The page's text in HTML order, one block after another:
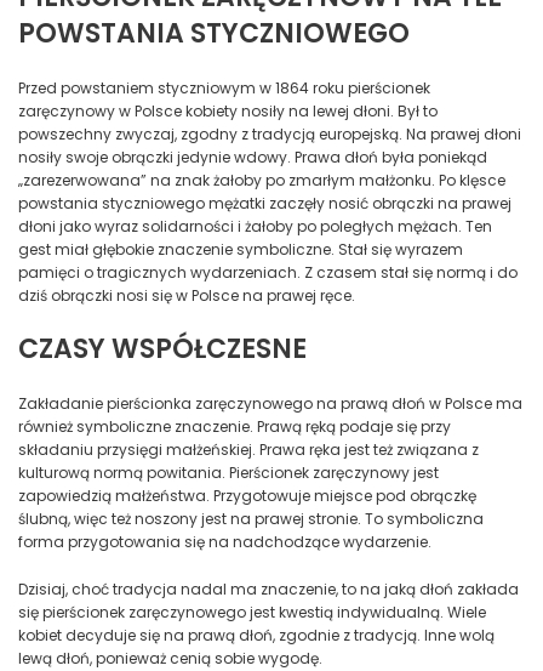
POWSTANIA STYCZNIOWEGO
Przed powstaniem styczniowym w 1864 roku pierścionek
zaręczynowy w Polsce kobiety nosiły na lewej dłoni. Był to
powszechny zwyczaj, zgodny z tradycją europejską. Na prawej dłoni
nosiły swoje obrączki jedynie wdowy. Prawa dłoń była poniekąd
„zarezerwowana” na znak żałoby po zmarłym małżonku. Po klęsce
powstania styczniowego mężatki zaczęły nosić obrączki na prawej
dłoni jako wyraz solidarności i żałoby po poległych mężach. Ten
gest miał głębokie znaczenie symboliczne. Stał się wyrazem
pamięci o tragicznych wydarzeniach. Z czasem stał się normą i do
dziś obrączki nosi się w Polsce na prawej ręce.
CZASY WSPÓŁCZESNE
Zakładanie pierścionka zaręczynowego na prawą dłoń w Polsce ma
również symboliczne znaczenie. Prawą ręką podaje się przy
składaniu przysięgi małżeńskiej. Prawa ręka jest też związana z
kulturową normą powitania. Pierścionek zaręczynowy jest
zapowiedzią małżeństwa. Przygotowuje miejsce pod obrączkę
ślubną, więc też noszony jest na prawej stronie. To symboliczna
forma przygotowania się na nadchodzące wydarzenie.
Dzisiaj, choć tradycja nadal ma znaczenie, to na jaką dłoń zakłada
się pierścionek zaręczynowego jest kwestią indywidualną. Wiele
kobiet decyduje się na prawą dłoń, zgodnie z tradycją. Inne wolą
lewą dłoń, ponieważ cenią sobie wygodę.